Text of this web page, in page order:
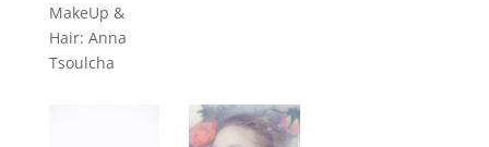
MakeUp &
Hair: Anna
Tsoulcha